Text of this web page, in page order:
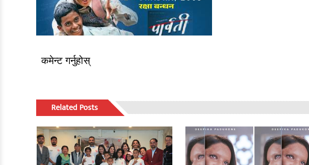
कमेन्ट गर्नुहोस्
Related Posts